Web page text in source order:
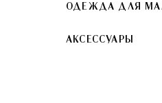
ОДЕЖДА ДЛЯ
АКСЕССУАРЫ